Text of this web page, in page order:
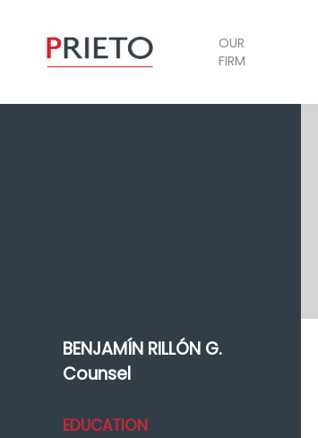
OUR
FIRM
BENJAMÍN RILLÓN G.
Counsel
EDUCATION